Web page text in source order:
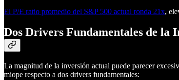
El P/E ratio promedio del S&P 500 actual ronda 21x,
Dos Drivers Fundamentales de la
La magnitud de la inversión actual puede parecer
miope respecto a dos drivers fundamentales: